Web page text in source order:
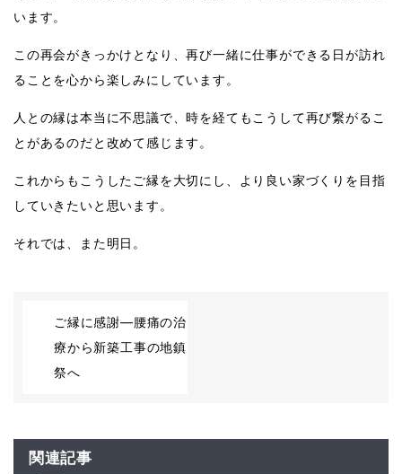
います。
この再会がきっかけとなり、再び一緒に仕事ができる日が訪れ
ることを心から楽しみにしています。
人との縁は本当に不思議で、時を経てもこうして再び繋がるこ
とがあるのだと改めて感じます。
これからもこうしたご縁を大切にし、より良い家づくりを目指
していきたいと思います。
それでは、また明日。
ご縁に感謝—腰痛の治
療から新築工事の地鎮
祭へ
関連記事